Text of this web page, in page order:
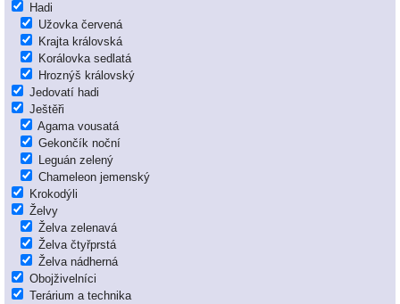
Hadi
Užovka červená
Krajta královská
Korálovka sedlatá
Hroznýš královský
Jedovatí hadi
Ještěři
Agama vousatá
Gekončík noční
Leguán zelený
Chameleon jemenský
Krokodýli
Želvy
Želva zelenavá
Želva čtyřprstá
Želva nádherná
Obojživelníci
Terárium a technika